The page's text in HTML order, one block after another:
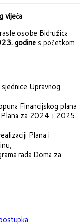
vijeća
osobe Bidružica
godines početkom
Upravnog
Financijskog plana
Plana za 2024. i 2025.
Plana i
rada Doma za